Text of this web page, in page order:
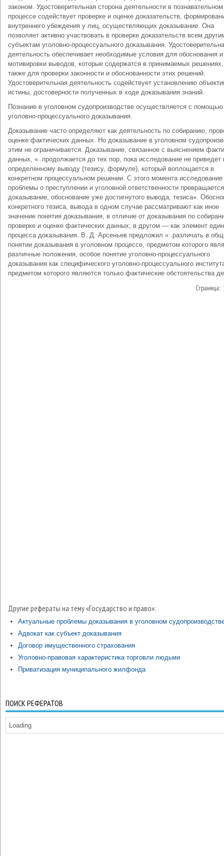
законом. Удостоверительная сторона деятельности в познавательном
процессе содействует проверке и оценке доказательств,
внутреннего убеждения у лиц, осуществляющих доказывание. Она
позволяет активно участвовать в проверке доказательств всем
субъектам уголовно-процессуального доказывания.
деятельность обеспечивает необходимые условия для обоснования и
мотивировки выводов, которые содержатся в принимаемых
также для проверки законности и обоснованности этих решений.
Удостоверительная деятельность содействует установлению
истины, достоверности полученных в ходе доказывания знаний.
Познание в уголовном судопроизводстве осуществляется с помощью
уголовно-процессуального доказывания.
Доказывание часто определяют как деятельность по собиранию,
оценке фактических данных. Но доказывание в уголовном
этим не ограничивается. Доказывание, связанное с выяснением
данных, « .продолжается до тех пор, пока исследование не приведет
определенному выводу (тезису, формуле), который воплощается в
конкретном процессуальном решении. С этого момента исследование
проблемы о преступлении и уголовной ответственности
доказывание, обоснование уже достигнутого вывода, тезиса».
конкретного тезиса, вывода в одном случае рассматривают как иное
значение понятия доказывания, в отличие от доказывания по
проверке и оценке фактических данных; в другом — как элемент
процесса доказывания. В. Д. Арсеньев предложил « .различать в
понятии доказывания в уголовном процессе, предметом которого
различные положения, особое понятие уголовно-процессуального
доказывания как специфического уголовно-процессуального
предметом которого являются только фактические обстоятельства
Другие рефераты на тему «Государство и право»:
Актуальные проблемы доказывания в уголовном
Адвокат как субъект доказывания
Договор имущественного страхования
Уголовно-правовая характеристика торговли людьми
Приватизация муниципального жилфонда
ПОИСК РЕФЕРАТОВ
Loading